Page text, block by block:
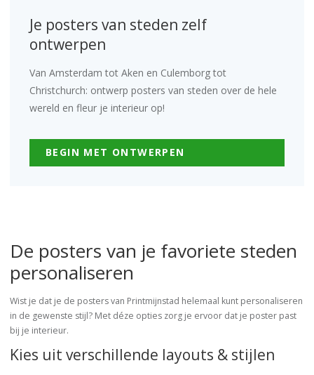
Je posters van steden zelf
ontwerpen
Van Amsterdam tot Aken en Culemborg tot
Christchurch: ontwerp posters van steden over de hele
wereld en fleur je interieur op!
BEGIN MET ONTWERPEN
De posters van je favoriete steden
personaliseren
Wist je dat je de posters van Printmijnstad helemaal kunt personaliseren
in de gewenste stijl? Met déze opties zorg je ervoor dat je poster past
bij je interieur.
Kies uit verschillende layouts & stijlen